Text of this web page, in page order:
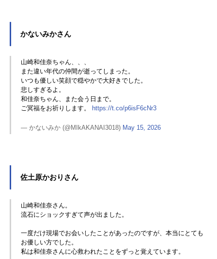
かないみかさん
山崎和佳奈ちゃん、、、
また違い年代の仲間が逝ってしまった。
いつも優しい笑顔で穏やかで大好きでした。
悲しすぎるよ。
和佳奈ちゃん、また会う日まで。
ご冥福をお祈りします。
https://t.co/p6isF6cNr3
— かないみか (@MIkAKANAI3018) May 15, 2026
佐土原かおりさん
山崎和佳奈さん。
流石にショックすぎて声が出ました。
一度だけ現場でお会いしたことがあったのですが、本当にとても
お優しい方でした。
私は和佳奈さんに心救われたことをずっと覚えています。